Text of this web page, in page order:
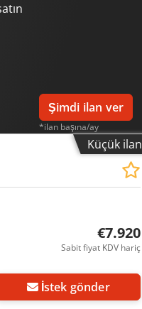
2600 mm'ye kadar
ağırlık
Şimdi ilan ver
*ilan başına/ay
Küçük ilan
€7.920
Sabit fiyat KDV hariç
İstek gönder